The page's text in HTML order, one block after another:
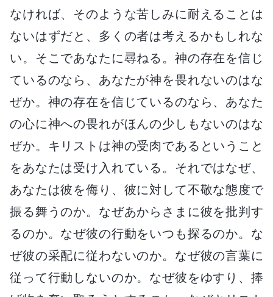
なければ、そのような苦しみに耐えることは
ないはずだと、多くの者は考えるかもしれな
い。そこであなたに尋ねる。神の存在を信じ
ているのなら、あなたが神を畏れないのはな
ぜか。神の存在を信じているのなら、あなた
の心に神への畏れがほんの少しもないのはな
ぜか。キリストは神の受肉であるということ
をあなたは受け入れている。それではなぜ、
あなたは彼を侮り、彼に対して不敬な態度で
振る舞うのか。なぜあからさまに彼を批判す
るのか。なぜ彼の行動をいつも探るのか。な
ぜ彼の采配に従わないのか。なぜ彼の言葉に
従って行動しないのか。なぜ彼をゆすり、捧